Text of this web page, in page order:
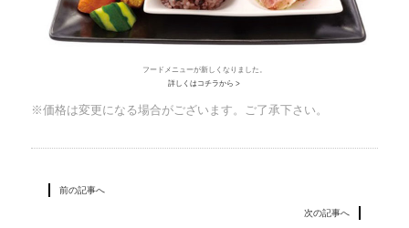
フードメニューが新しくなりました。
詳しくはコチラから >
※価格は変更になる場合がございます。ご了承下さい。
前の記事へ
次の記事へ